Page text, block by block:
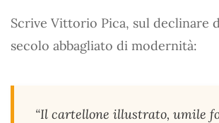
Scrive Vittorio Pica, sul declinare
secolo abbagliato di modernità:
“Il cartellone illustrato, umile